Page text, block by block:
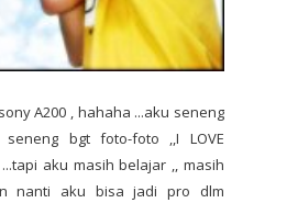
A200 , hahaha ...aku seneng
bgt foto-foto ,,I LOVE
aku masih belajar ,, masih
nanti aku bisa jadi pro dlm